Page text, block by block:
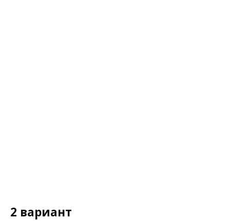
2 вариант